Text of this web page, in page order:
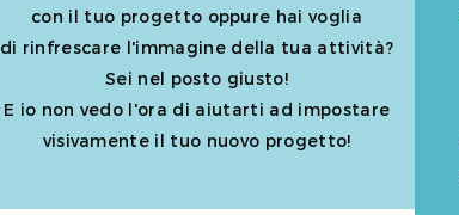
con il tuo progetto oppure hai voglia
di rinfrescare l'immagine della tua attività?
Sei nel posto giusto!
E io non vedo l'ora di aiutarti ad impostare
visivamente il tuo nuovo progetto!